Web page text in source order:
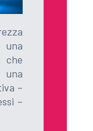
che
–
–